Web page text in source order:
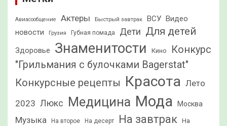
Авиасообщение Актеры Быстрый завтрак ВСУ Видео
новости
Грузия Губная помада Дети Для детей
Здоровье Знаменитости Кино
Конкурс
"Грильмания с булочками Bagerstat"
Конкурсные рецепты Красота Лето
2023 Люкс Медицина Мода Москва
Музыка На второе На десерт На завтрак На